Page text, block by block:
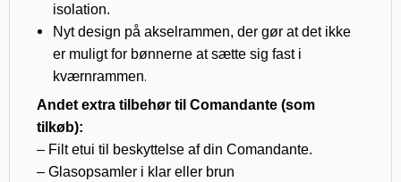
isolation.
Nyt design på akselrammen, der gør at det ikke
er muligt for bønnerne at sætte sig fast i
kværnrammen.
Andet extra tilbehør til Comandante (som
tilkøb):
– Filt etui til beskyttelse af din Comandante.
– Glasopsamler i klar eller brun